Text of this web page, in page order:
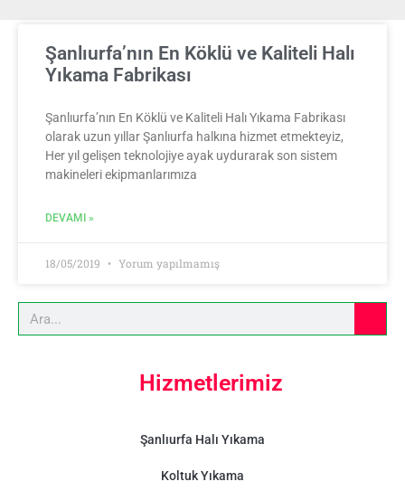
Şanlıurfa’nın En Köklü ve Kaliteli Halı
Yıkama Fabrikası
Şanlıurfa’nın En Köklü ve Kaliteli Halı Yıkama Fabrikası
olarak uzun yıllar Şanlıurfa halkına hizmet etmekteyiz,
Her yıl gelişen teknolojiye ayak uydurarak son sistem
makineleri ekipmanlarımıza
DEVAMI »
18/05/2019 Yorum yapılmamış
Hizmetlerimiz
Şanlıurfa Halı Yıkama
Koltuk Yıkama